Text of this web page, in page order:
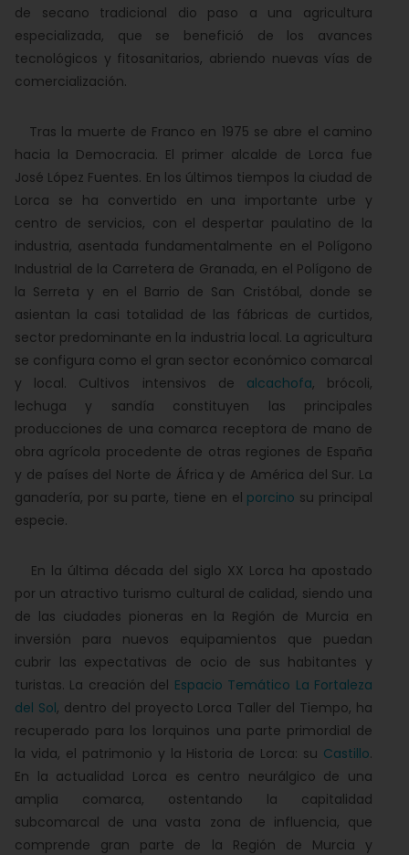
de secano tradicional dio paso a una agricultura
especializada, que se benefició de los avances
tecnológicos y fitosanitarios, abriendo nuevas vías de
comercialización.
Tras la muerte de Franco en 1975 se abre el camino
hacia la Democracia. El primer alcalde de Lorca fue
José López Fuentes. En los últimos tiempos la ciudad de
Lorca se ha convertido en una importante urbe y
centro de servicios, con el despertar paulatino de la
industria, asentada fundamentalmente en el Polígono
Industrial de la Carretera de Granada, en el Polígono de
la Serreta y en el Barrio de San Cristóbal, donde se
asientan la casi totalidad de las fábricas de curtidos,
sector predominante en la industria local. La agricultura
se configura como el gran sector económico comarcal
y local. Cultivos intensivos de alcachofa, brócoli,
lechuga y sandía constituyen las principales
producciones de una comarca receptora de mano de
obra agrícola procedente de otras regiones de España
y de países del Norte de África y de América del Sur. La
ganadería, por su parte, tiene en el porcino su principal
especie.
En la última década del siglo XX Lorca ha apostado
por un atractivo turismo cultural de calidad, siendo una
de las ciudades pioneras en la Región de Murcia en
inversión para nuevos equipamientos que puedan
cubrir las expectativas de ocio de sus habitantes y
turistas. La creación del Espacio Temático La Fortaleza
del Sol, dentro del proyecto Lorca Taller del Tiempo, ha
recuperado para los lorquinos una parte primordial de
la vida, el patrimonio y la Historia de Lorca: su Castillo.
En la actualidad Lorca es centro neurálgico de una
amplia comarca, ostentando la capitalidad
subcomarcal de una vasta zona de influencia, que
comprende gran parte de la Región de Murcia y